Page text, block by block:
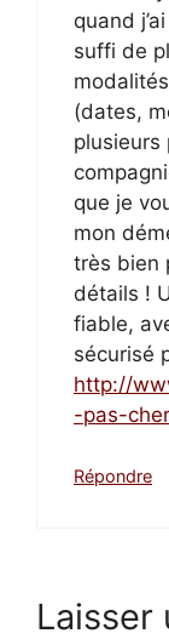
quand
suffi de
(dates,
plusieurs
que je
mon
très bien
détails !
fiable,
sécurisé
http://
-pas-
Répondre
Laisser